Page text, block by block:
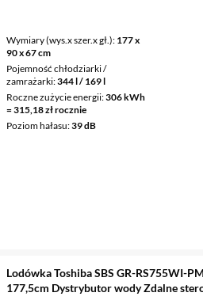
Wymiary (wys.x szer.x gł.) 177 x
90 x 67 cm
Pojemność chłodziarki /
zamrażarki 344 l / 169 l
Roczne zużycie energii 306 kWh
= 315,18 zł rocznie
Poziom hałasu 39 dB
Lodówka Toshiba SBS GR-RS755WI-
177,5cm Dystrybutor wody Zdalne